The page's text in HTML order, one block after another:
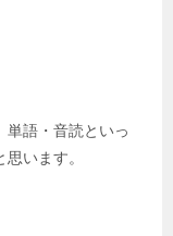
単語・音読といっ
います。